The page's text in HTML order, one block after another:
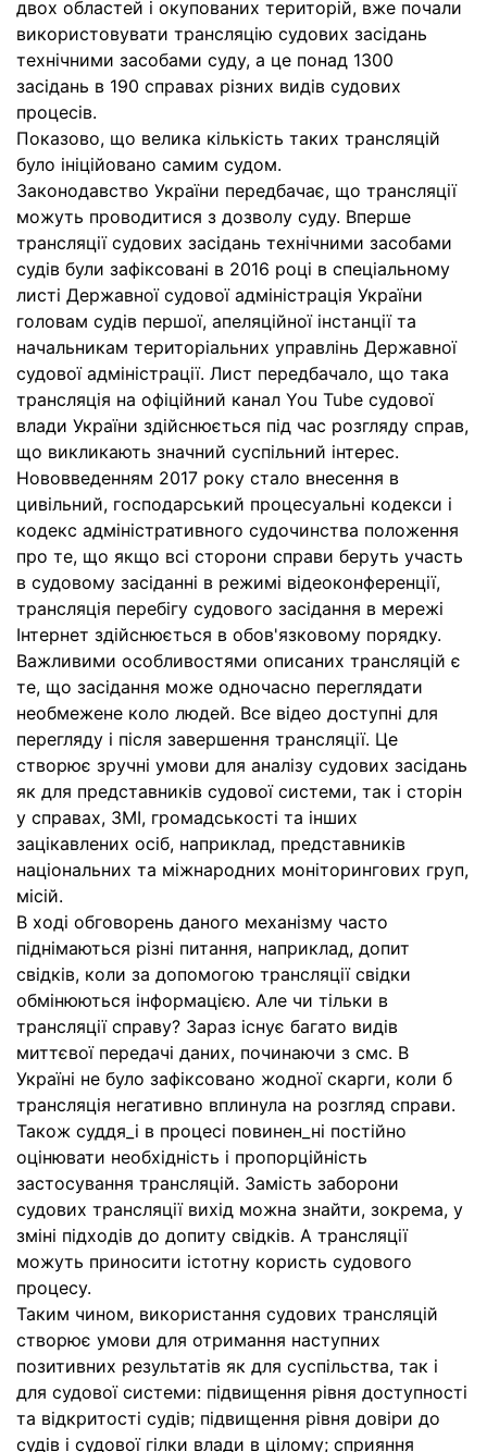
двох областей і окупованих територій, вже почали
використовувати трансляцію судових засідань
технічними засобами суду, а це понад 1300
засідань в 190 справах різних видів судових
процесів.
Показово, що велика кількість таких трансляцій
було ініційовано самим судом.
Законодавство України передбачає, що трансляції
можуть проводитися з дозволу суду. Вперше
трансляції судових засідань технічними засобами
судів були зафіксовані в 2016 році в спеціальному
листі Державної судової адміністрація України
головам судів першої, апеляційної інстанції та
начальникам територіальних управлінь Державної
судової адміністрації. Лист передбачало, що така
трансляція на офіційний канал You Tube судової
влади України здійснюється під час розгляду справ,
що викликають значний суспільний інтерес.
Нововведенням 2017 року стало внесення в
цивільний, господарський процесуальні кодекси і
кодекс адміністративного судочинства положення
про те, що якщо всі сторони справи беруть участь
в судовому засіданні в режимі відеоконференції,
трансляція перебігу судового засідання в мережі
Інтернет здійснюється в обов'язковому порядку.
Важливими особливостями описаних трансляцій є
те, що засідання може одночасно переглядати
необмежене коло людей. Все відео доступні для
перегляду і після завершення трансляції. Це
створює зручні умови для аналізу судових засідань
як для представників судової системи, так і сторін
у справах, ЗМІ, громадськості та інших
зацікавлених осіб, наприклад, представників
національних та міжнародних моніторингових груп,
місій.
В ході обговорень даного механізму часто
піднімаються різні питання, наприклад, допит
свідків, коли за допомогою трансляції свідки
обмінюються інформацією. Але чи тільки в
трансляції справу? Зараз існує багато видів
миттєвої передачі даних, починаючи з смс. В
Україні не було зафіксовано жодної скарги, коли б
трансляція негативно вплинула на розгляд справи.
Також суддя_і в процесі повинен_ні постійно
оцінювати необхідність і пропорційність
застосування трансляцій. Замість заборони
судових трансляції вихід можна знайти, зокрема, у
зміні підходів до допиту свідків. А трансляції
можуть приносити істотну користь судового
процесу.
Таким чином, використання судових трансляцій
створює умови для отримання наступних
позитивних результатів як для суспільства, так і
для судової системи: підвищення рівня доступності
та відкритості судів; підвищення рівня довіри до
судів і судової гілки влади в цілому; сприяння